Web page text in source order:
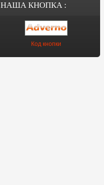
НАША КНОПКА :
Код кнопки